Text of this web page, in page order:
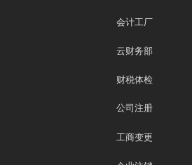
会计工厂
云财务部
财税体检
公司注册
工商变更